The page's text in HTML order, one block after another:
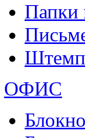
Папки
ОФИС